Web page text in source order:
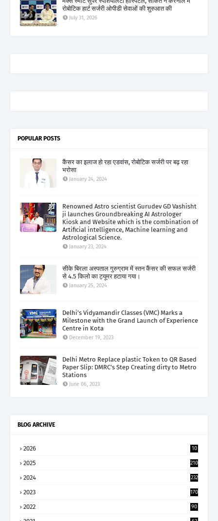
रोबोटिक हार्ट सर्जरी ओपीडी सेवाओं की शुरुआत की
July 31, 2026
POPULAR POSTS
कैंसर का इलाज हो रहा एडवांस, रोबोटिक सर्जरी पर बढ़ रहा
भरोसा
January 24, 2024
Renowned Astro scientist Gurudev GD Vashisht
ji launches Groundbreaking AI Astrologer
Kiosk and Website which is the combination of
Artificial intelligence, Machine learning and
Astrological Science.
January 23, 2024
सीके बिरला अस्पताल गुरुग्राम में स्तन कैंसर की सफल सर्जरी
से 4.5 किलो का ट्यूमर हटाया गया।
January 25, 2024
Delhi’s Vidyamandir Classes (VMC) Marks a
Milestone with the Grand Launch of Experience
Centre in Kota
December 19, 2023
Delhi Metro Replace plastic Token to QR Based
Paper Slip: DMRC's Step Creating dirty to Metro
Stations
June 06, 2023
BLOG ARCHIVE
2026
10
2025 210
2024 232
2023 170
2022 90